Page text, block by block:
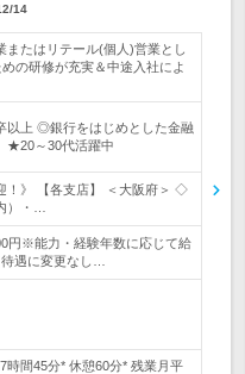
14
またはリテール(個人)営業とし
の研修が充実＆中途入社によ
以上 ◎銀行をはじめとした金融
★20～30代活躍中
！》 【各支店】 ＜大阪府＞ ◇
）・…
円※能力・経験年数に応じて給
遇に変更なし…
間45分* 休憩60分* 残業月平